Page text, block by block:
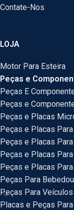
Contate-Nos
LOJA
Motor Para Esteira
Peças e
Peças E
Peças e
Peças e Placas
Peças e Placas
Peças e Placas Para
Peças e Placas
Peças e Placas
Peças Para
Peças Para Veículos
Placas e Peças